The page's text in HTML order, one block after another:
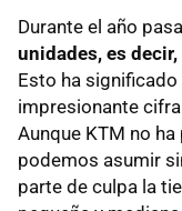
Durante el año
unidades, es
Esto ha
impresionante
Aunque KTM no
podemos asumir
parte de culpa la